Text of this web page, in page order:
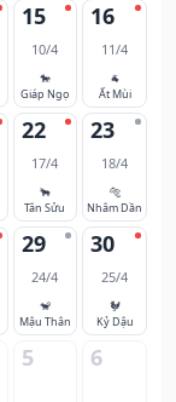
15
10/4
🐎
Giáp Ngọ
16
11/4
🐐
Ất Mùi
22
17/4
🐂
Tân Sửu
23
18/4
🐅
Nhâm Dần
29
24/4
🐒
Mậu Thân
30
25/4
🐓
Kỷ Dậu
5 6